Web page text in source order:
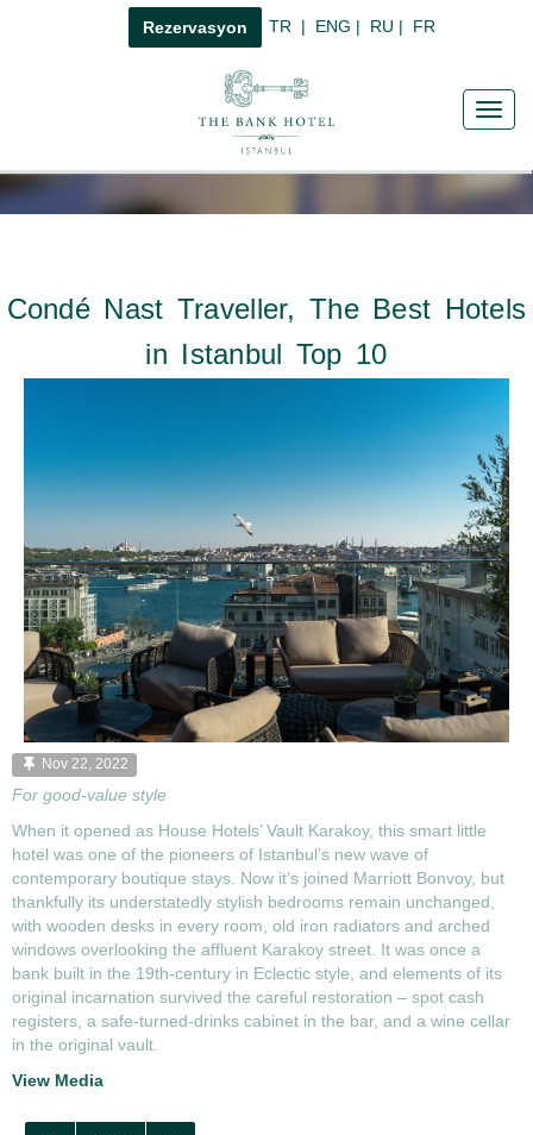
Rezervasyon TR | ENG | RU | FR
Condé Nast Traveller, The Best Hotels
in Istanbul Top 10
Nov 22, 2022
For good-value style
When it opened as House Hotels’ Vault Karakoy, this smart little
hotel was one of the pioneers of Istanbul’s new wave of
contemporary boutique stays. Now it’s joined Marriott Bonvoy, but
thankfully its understatedly stylish bedrooms remain unchanged,
with wooden desks in every room, old iron radiators and arched
windows overlooking the affluent Karakoy street. It was once a
bank built in the 19th-century in Eclectic style, and elements of its
original incarnation survived the careful restoration – spot cash
registers, a safe-turned-drinks cabinet in the bar, and a wine cellar
in the original vault.
View Media